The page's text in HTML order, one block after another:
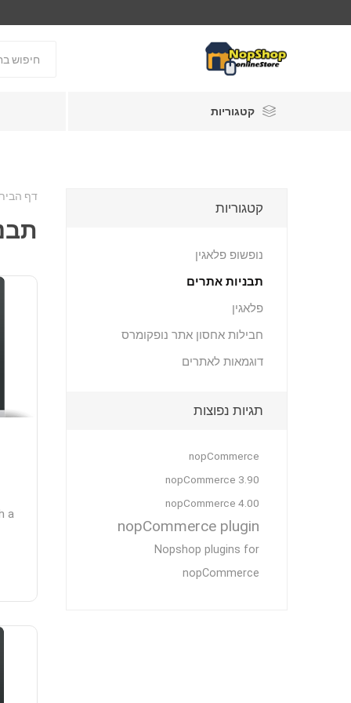
קטגוריות
דף
a
קטגוריות
נופשופ פלאגין
תבניות אתרים
פלאגין
חבילות אחסון אתר נופקומרס
דוגמאות לאתרים
תגיות נפוצות
nopCommerce
nopCommerce 3.90
nopCommerce 4.00
nopCommerce plugin
Nopshop plugins for
nopCommerce